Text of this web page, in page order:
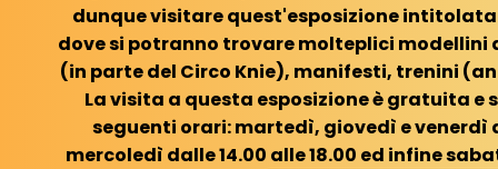
dunque visitare quest'esposizione intitolata
dove si potranno trovare molteplici modellini
(in parte del Circo Knie), manifesti, trenini
La visita a questa esposizione è gratuita e
seguenti orari: martedì, giovedì e venerdì
mercoledì dalle 14.00 alle 18.00 ed infine